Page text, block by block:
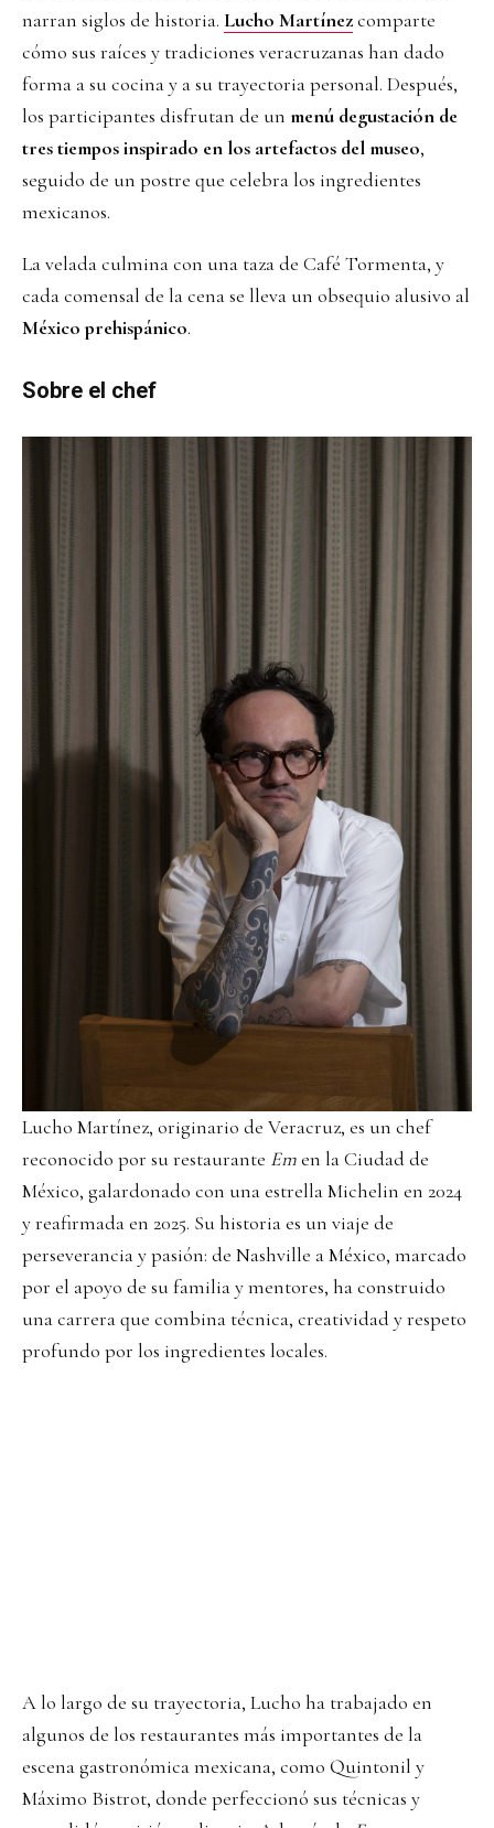
narran siglos de historia. Lucho Martínezcomparte
cómo sus raíces y tradiciones veracruzanas han dado
forma a su cocina y a su trayectoria personal. Después,
los participantes disfrutan de un menú degustación de
tres tiempos inspirado en los artefactos del museo,
seguido de un postre que celebra los ingredientes
mexicanos.
La velada culmina con una taza de Café Tormenta, y
cada comensal de la cena se lleva un obsequio alusivo al
México prehispánico.
Sobre el chef
Lucho Martínez, originario de Veracruz, es un chef
reconocido por su restaurante Emen la Ciudad de
México, galardonado con una estrella Michelin en 2024
y reafirmada en 2025. Su historia es un viaje de
perseverancia y pasión: de Nashville a México, marcado
por el apoyo de su familia y mentores, ha construido
una carrera que combina técnica, creatividad y respeto
profundo por los ingredientes locales.
A lo largo de su trayectoria, Lucho ha trabajado en
algunos de los restaurantes más importantes de la
escena gastronómica mexicana, como Quintonil y
Máximo Bistrot, donde perfeccionó sus técnicas y